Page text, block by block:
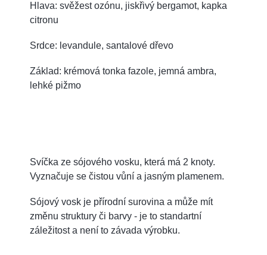
Hlava: svěžest ozónu, jiskřivý bergamot, kapka
citronu
Srdce: levandule, santalové dřevo
Základ: krémová tonka fazole, jemná ambra,
lehké pižmo
Svíčka ze sójového vosku, která má 2 knoty.
Vyznačuje se čistou vůní a jasným plamenem.
Sójový vosk je přírodní surovina a může mít
změnu struktury či barvy - je to standartní
záležitost a není to závada výrobku.